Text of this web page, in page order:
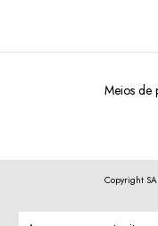
Meios de
Copyright